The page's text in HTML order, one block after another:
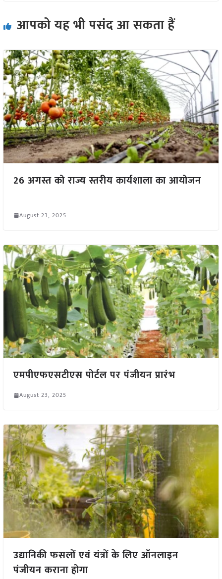
आपको यह भी पसंद आ सकता हैं
26 अगस्त को राज्य स्तरीय कार्यशाला का आयोजन
August 23, 2025
एमपीएफएसटीएस पोर्टल पर पंजीयन प्रारंभ
August 23, 2025
उद्यानिकी फसलों एवं यंत्रों के लिए ऑनलाइन
पंजीयन कराना होगा